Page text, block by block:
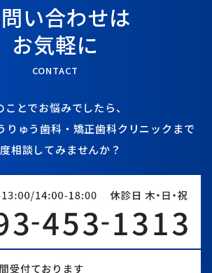
い合わせは
お気軽に
CONTACT
ことでお悩みでしたら、
りゅう歯科・矯正歯科クリニックまで
相談してみませんか？